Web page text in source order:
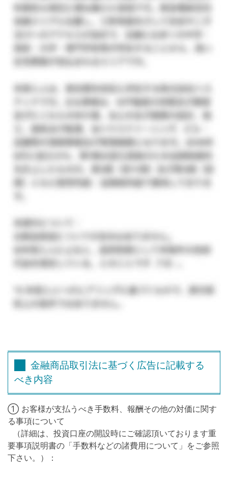
金融商品取引法に基づく広告に記載する
べき内容
① お客様が支払うべき手数料、報酬その他の対価に関す
る事項について
（詳細は、投資口座の開設時にご確認頂いております重
要事項説明書の「手数料などの諸費用について」をご参照
下さい。）：